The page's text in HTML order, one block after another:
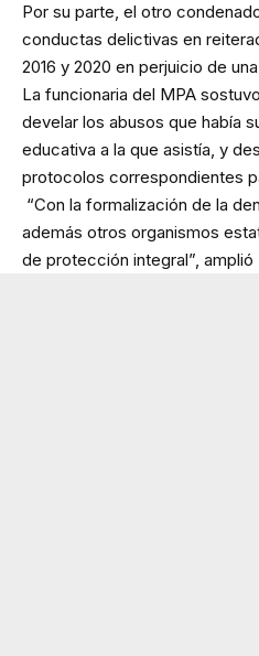
Por su parte, el otro
conductas delictivas en
2016 y 2020 en perjuicio de
La funcionaria del MPA
develar los abusos que había
educativa a la que asistía, y
protocolos correspondientes
“Con la formalización de la
además otros organismos
de protección integral”, amplió